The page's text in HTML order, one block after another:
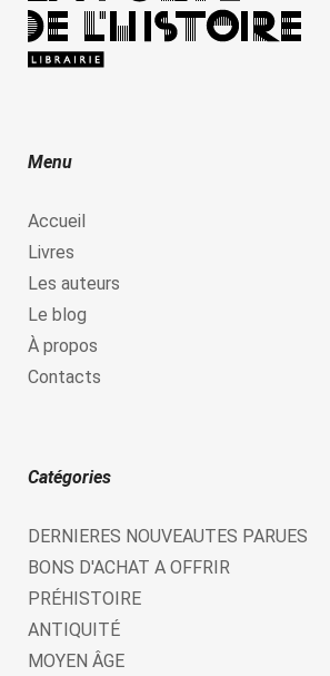
Menu
Accueil
Livres
Les auteurs
Le blog
À propos
Contacts
Catégories
DERNIERES NOUVEAUTES PARUES
BONS D'ACHAT A OFFRIR
PRÉHISTOIRE
ANTIQUITÉ
MOYEN ÂGE